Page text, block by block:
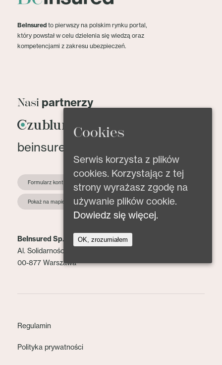
BeInsured to pierwszy na polskim rynku portal,
który powstał w celu dzielenia się wiedzą oraz
kompetencjami z zakresu ubezpieczeń.
Nasi partnerzy
beinsured@beinsured.pl
Formularz kontaktowy
Pokaż na mapie
BeInsured Sp. z o.o.
Al. Solidarności 153 lok. 2
00-877 Warszawa
Regulamin
Polityka prywatności
Cookies
Serwis korzysta z plików
cookies. Korzystając z tej
strony wyrażasz zgodę na
używanie plików cookie.
Dowiedz się więcej.
OK, zrozumiałem